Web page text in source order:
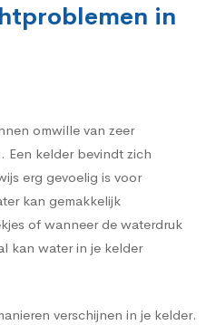
in
omwille van zeer
Een kelder bevindt zich
erg gevoelig is voor
kan gemakkelijk
of wanneer de waterdruk
kan water in je kelder
verschijnen in je kelder.